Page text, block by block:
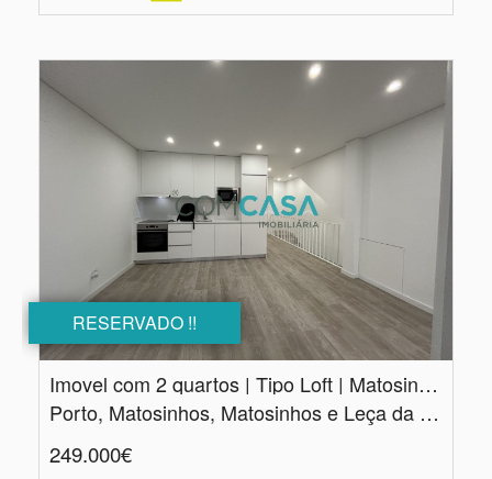
RESERVADO !!
Imovel com 2 quartos | Tipo Loft | Matosinhos
Porto, Matosinhos, Matosinhos e Leça da Palmeira
249.000€